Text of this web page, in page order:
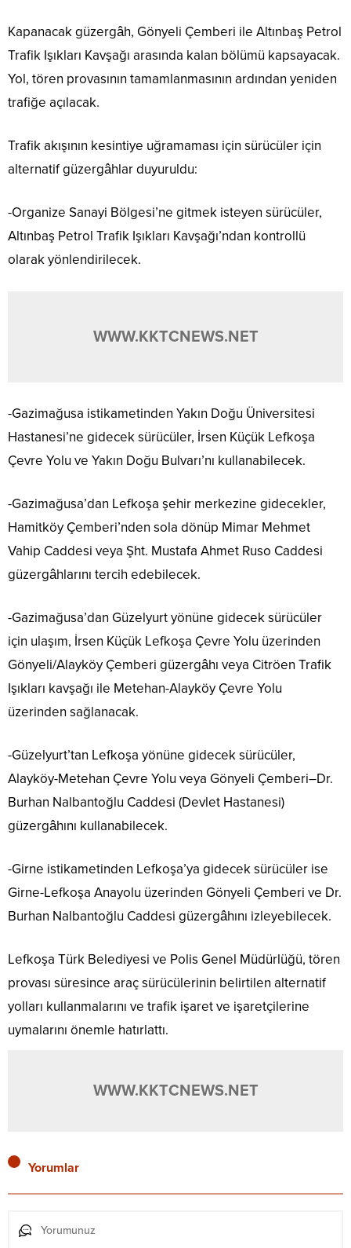
Kapanacak güzergâh, Gönyeli Çemberi ile Altınbaş Petrol
Trafik Işıkları Kavşağı arasında kalan bölümü kapsayacak.
Yol, tören provasının tamamlanmasının ardından yeniden
trafiğe açılacak.
Trafik akışının kesintiye uğramaması için sürücüler için
alternatif güzergâhlar duyuruldu:
-Organize Sanayi Bölgesi’ne gitmek isteyen sürücüler,
Altınbaş Petrol Trafik Işıkları Kavşağı’ndan kontrollü
olarak yönlendirilecek.
WWW.KKTCNEWS.NET
-Gazimağusa istikametinden Yakın Doğu Üniversitesi
Hastanesi’ne gidecek sürücüler, İrsen Küçük Lefkoşa
Çevre Yolu ve Yakın Doğu Bulvarı’nı kullanabilecek.
-Gazimağusa’dan Lefkoşa şehir merkezine gidecekler,
Hamitköy Çemberi’nden sola dönüp Mimar Mehmet
Vahip Caddesi veya Şht. Mustafa Ahmet Ruso Caddesi
güzergâhlarını tercih edebilecek.
-Gazimağusa’dan Güzelyurt yönüne gidecek sürücüler
için ulaşım, İrsen Küçük Lefkoşa Çevre Yolu üzerinden
Gönyeli/Alayköy Çemberi güzergâhı veya Citröen Trafik
Işıkları kavşağı ile Metehan-Alayköy Çevre Yolu
üzerinden sağlanacak.
-Güzelyurt’tan Lefkoşa yönüne gidecek sürücüler,
Alayköy-Metehan Çevre Yolu veya Gönyeli Çemberi–Dr.
Burhan Nalbantoğlu Caddesi (Devlet Hastanesi)
güzergâhını kullanabilecek.
-Girne istikametinden Lefkoşa’ya gidecek sürücüler ise
Girne-Lefkoşa Anayolu üzerinden Gönyeli Çemberi ve Dr.
Burhan Nalbantoğlu Caddesi güzergâhını izleyebilecek.
Lefkoşa Türk Belediyesi ve Polis Genel Müdürlüğü, tören
provası süresince araç sürücülerinin belirtilen alternatif
yolları kullanmalarını ve trafik işaret ve işaretçilerine
uymalarını önemle hatırlattı.
WWW.KKTCNEWS.NET
Yorumlar